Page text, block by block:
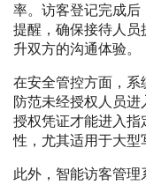
率。访客登记完成后
提醒，确保接待人员
升双方的沟通体验。
在安全管控方面，系
防范未经授权人员
授权凭证才能进入指
性，尤其适用于大型
此外，智能访客管